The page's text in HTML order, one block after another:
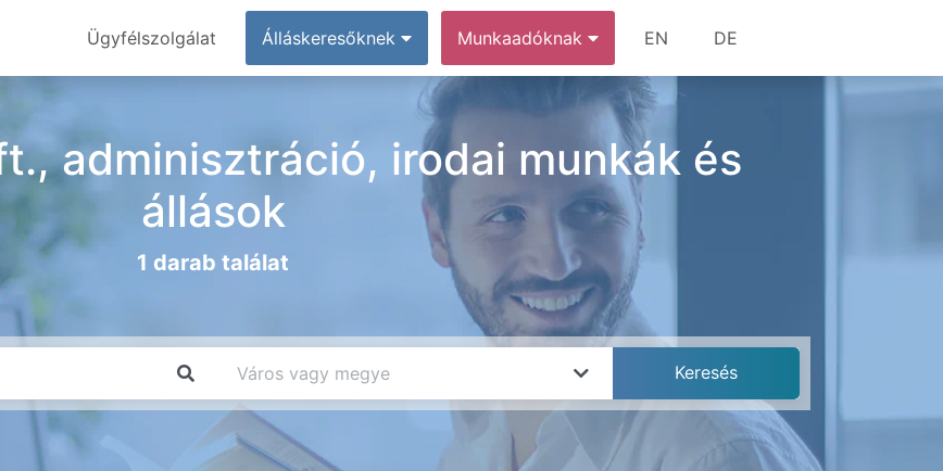
Ügyfélszolgálat Álláskeresőknek Munkaadóknak EN DE
adminisztráció, irodai munkák és
állások
1 darab találat